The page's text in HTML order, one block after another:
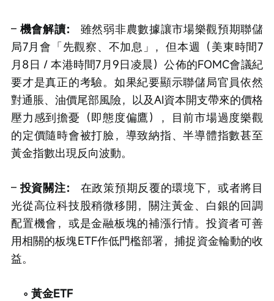
– 機會解讀：
雖然弱非農數據讓市場樂觀預期聯儲
局7月會「先觀察、不加息」，但本週（美東時間7
月8日 / 本港時間7月9日凌晨）公佈的FOMC會議紀
要才是真正的考驗。如果紀要顯示聯儲局官員依然
對通脹、油價尾部風險，以及AI資本開支帶來的價格
壓力感到擔憂（即態度偏鷹），目前市場過度樂觀
的定價隨時會被打臉，導致納指、半導體指數甚至
黃金指數出現反向波動。
– 投資關注：
在政策預期反覆的環境下，或者將目
光從高位科技股稍微移開，關注黃金、白銀的回調
配置機會，或是金融板塊的補漲行情。投資者可善
用相關的板塊ETF作低門檻部署，捕捉資金輪動的收
益。
◦ 黃金ETF